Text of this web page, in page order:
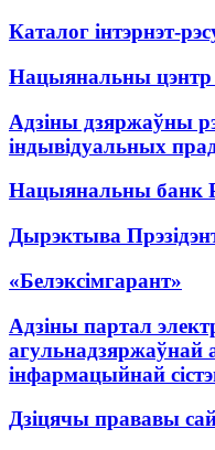
Каталог інтэрнэт-
Нацыянальны цэнтр
Адзіны дзяржаўны
індывідуальных
Нацыянальны банк
Дырэктыва
«Белэксімгарант»
Адзіны партал
агульнадзяржаўнай
інфармацыйнай
Дзіцячы прававы